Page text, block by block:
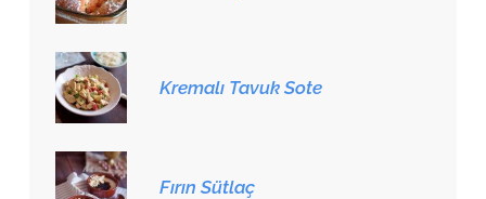
Kremalı Tavuk Sote
Fırın Sütlaç